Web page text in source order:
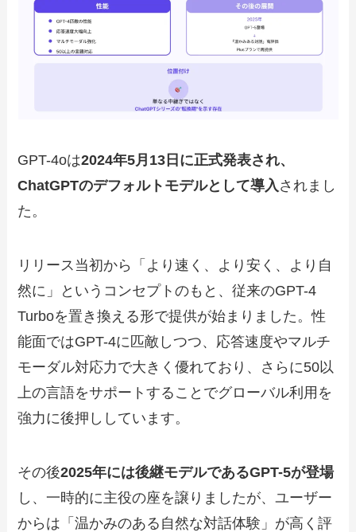
GPT-4oは2024年5月13日に正式発表され、
ChatGPTのデフォルトモデルとして導入されまし
た。
リリース当初から「より速く、より安く、より自
然に」というコンセプトのもと、従来のGPT-4
Turboを置き換える形で提供が始まりました。性
能面ではGPT-4に匹敵しつつ、応答速度やマルチ
モーダル対応力で大きく優れており、さらに50以
上の言語をサポートすることでグローバル利用を
強力に後押ししています。
その後2025年には後継モデルであるGPT-5が登場
し、一時的に主役の座を譲りましたが、ユーザー
からは「温かみのある自然な対話体験」が高く評